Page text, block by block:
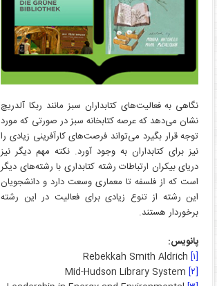
نگاهی به فعالیت­‌های کتابداران سبز مانند ربکا آلدریچ
نشان می‌­دهد که عرصه کتابخانه سبز در صورتی که مورد
توجه قرار بگیرد می­‌تواند فرصت­‌های کارآفرینی زیادی را
نیز برای کتابداران به وجود آورد. نکته مهم دیگر نیز
دریای بیکران ارتباطات رشته کتابداری با رشته­‌های دیگر
است که از فلسفه تا معماری وسعت دارد و دانشجویان
این رشته از تنوع زیادی برای فعالیت در این رشته
برخوردار هستند.
پانویس:
[۱]
[۲]